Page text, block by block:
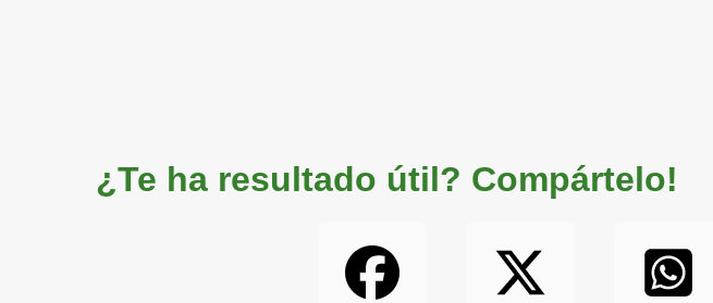
¿Te ha resultado útil? Compártelo!